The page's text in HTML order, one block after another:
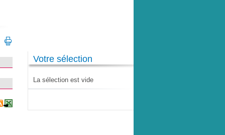
Votre sélection
La sélection est vide